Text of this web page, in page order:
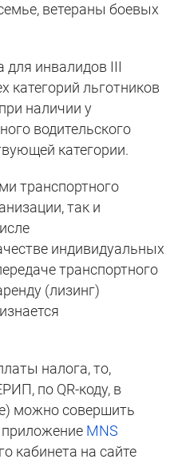
ветераны боевых
инвалидов III
категорий льготников
наличии у
водительского
категории.
транспортного
так и
индивидуальных
транспортного
(лизинг)
налога, то,
по QR-коду, в
можно совершить
MNS
кабинета на сайте